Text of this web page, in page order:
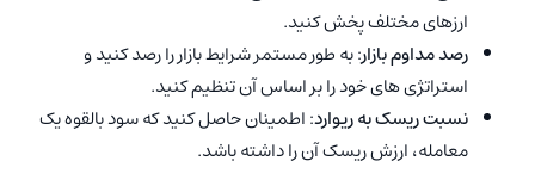
ارزهای مختلف پخش کنید.
رصد مداوم بازار: به طور مستمر شرایط بازار را رصد کنید و
استراتژی های خود را بر اساس آن تنظیم کنید.
نسبت ریسک به ریوارد: اطمینان حاصل کنید که سود بالقوه یک
معامله، ارزش ریسک‌ آن را داشته باشد.